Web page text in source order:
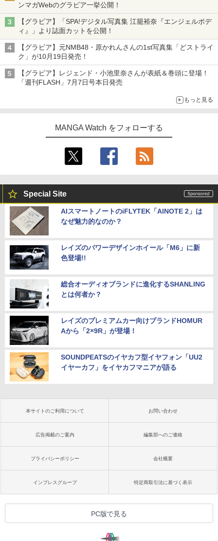
ンマガWebのグラビア一挙公開！
【グラビア】「SPA!デジタル写真集 江籠裕奈『エンジェルボデ
ィ』」より誌面カットを公開！
【グラビア】元NMB48・原かれんさんの1st写真集「どストライ
ク」が10月19日発売！
【グラビア】レジェンド・小池里奈さんが表紙＆巻頭に登場！
「週刊FLASH」7月7日号本日発売
もっと見る
MANGA Watch をフォローする
Special Site
AIスマートノートのiFLYTEK「AINOTE 2」は
なぜ魅力的なのか？
レイズのパワーデザインホイール「M6」に新
色登場!!
総合オーディオブランドに進化するSHANLING
とは何者か？
レイズのプレミアムカー向けブランドHOMUR
Aから「2×9R」が登場！
SOUNDPEATSのイヤカフ型イヤフォン「UU2
イヤーカフ」をイヤカフマニアが語る
本サイトのご利用について お問い合わせ
広告掲載のご案内 編集部へのご連絡
プライバシーポリシー 会社概要
インプレスグループ 特定商取引法に基づく表示
PC版で見る